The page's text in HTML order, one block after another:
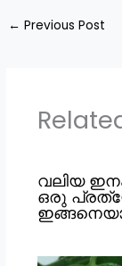
← Previous Post
വലിയ
ഒരു